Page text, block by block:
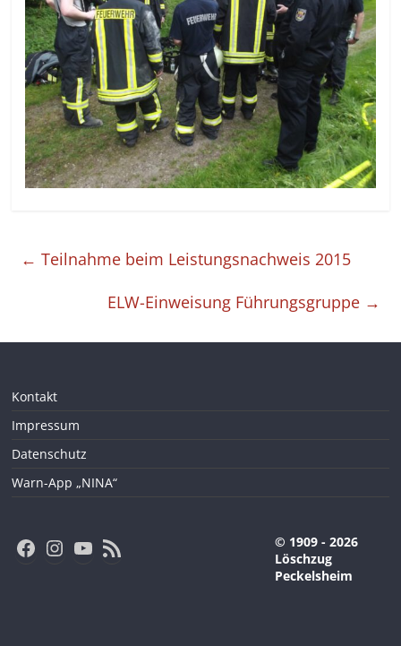
← Teilnahme beim Leistungsnachweis 2015
ELW-Einweisung Führungsgruppe →
Kontakt
Impressum
Datenschutz
Warn-App „NINA“
Facebook Instagram YouTube RSS-Feed
© 1909 - 2026
Löschzug
Peckelsheim